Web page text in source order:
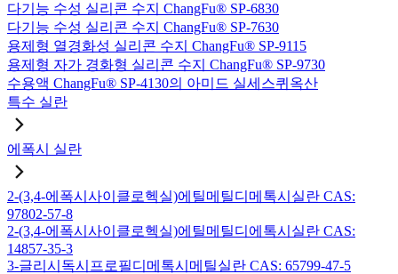
다기능 수성 실리콘 수지 ChangFu® SP-6830
다기능 수성 실리콘 수지 ChangFu® SP-7630
용제형 열경화성 실리콘 수지 ChangFu® SP-9115
용제형 자가 경화형 실리콘 수지 ChangFu® SP-9730
수용액 ChangFu® SP-4130의 아미드 실세스퀴옥산
특수 실란
에폭시 실란
2-(3,4-에폭시사이클로헥실)에틸메틸디메톡시실란 CAS:
97802-57-8
2-(3,4-에폭시사이클로헥실)에틸메틸디에톡시실란 CAS:
14857-35-3
3-글리시독시프로필디메톡시메틸실란 CAS: 65799-47-5